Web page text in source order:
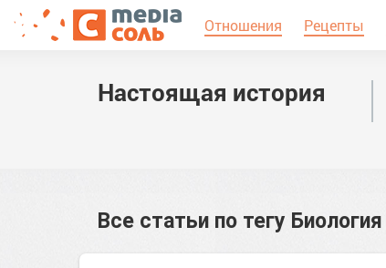
Отношения Рецепты
Настоящая история
Все статьи по тегу Биология